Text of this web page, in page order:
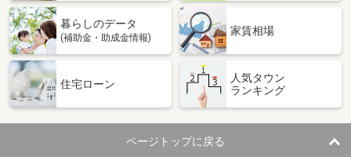
暮らしのデータ
(補助金・助成金情報)
家賃相場
住宅ローン
人気タウン
ランキング
ページトップに戻る